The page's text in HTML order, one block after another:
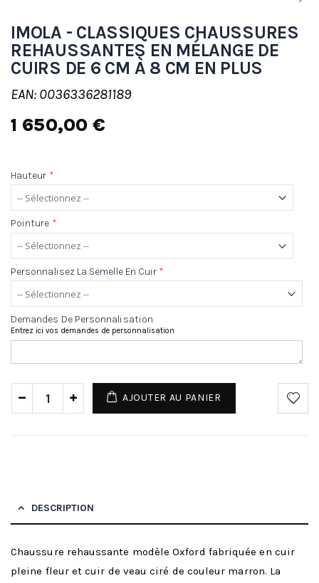
IMOLA - CLASSIQUES CHAUSSURES
REHAUSSANTES EN MÉLANGE DE
CUIRS DE 6 CM À 8 CM EN PLUS
EAN: 0036336281189
1 650,00 €
Hauteur *
Pointure *
Personnalisez La Semelle En Cuir *
Demandes De Personnalisation
Entrez ici vos demandes de personnalisation
AJOUTER AU PANIER
DESCRIPTION
Chaussure rehaussante modèle Oxford fabriquée en cuir
pleine fleur et cuir de veau ciré de couleur marron. La